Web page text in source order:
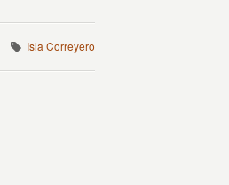
Isla Correyero